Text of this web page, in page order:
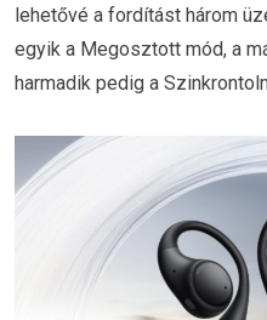
lehetővé a fordítást három
egyik a Megosztott mód, a
harmadik pedig a